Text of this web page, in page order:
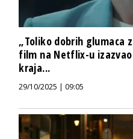
„Toliko dobrih glumaca
film na Netflix-u
kraja...
29/10/2025 | 09:05